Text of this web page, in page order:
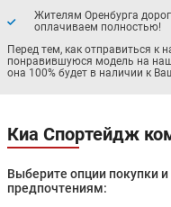
Жителям Оренбурга
оплачиваем полностью!
Перед тем, как отправиться к
понравившуюся модель на
она 100% будет в наличии к
Киа Спортейдж
Выберите опции покупки
предпочтениям: